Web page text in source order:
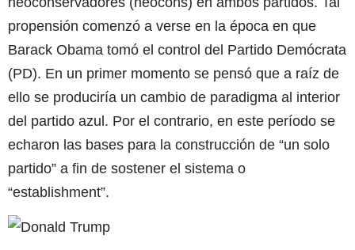
propensión comenzó a verse en la época en que
Barack Obama tomó el control del Partido Demócrata
(PD). En un primer momento se pensó que a raíz de
ello se produciría un cambio de paradigma al interior
del partido azul. Por el contrario, en este período se
echaron las bases para la construcción de “un solo
partido” a fin de sostener el sistema o
“establishment”.